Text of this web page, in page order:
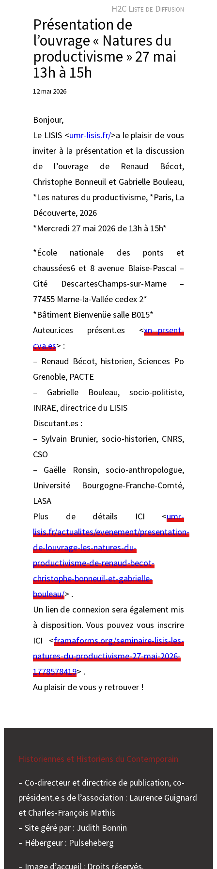
H2C Liste de Diffusion
Présentation de
l’ouvrage « Natures du
productivisme » 27 mai
13h à 15h
12 mai 2026
Bonjour,
Le LISIS <umr-lisis.fr/>a le plaisir de vous
inviter à la présentation et la discussion
de l’ouvrage de Renaud Bécot,
Christophe Bonneuil et Gabrielle Bouleau,
*Les natures du productivisme, *Paris, La
Découverte, 2026
*Mercredi 27 mai 2026 de 13h à 15h*
*École nationale des ponts et
chaussées6 et 8 avenue Blaise-Pascal –
Cité DescartesChamps-sur-Marne –
77455 Marne-la-Vallée cedex 2*
*Bâtiment Bienvenüe salle B015*
Auteur.ices présent.es <xn--prsent-
cva.es> :
– Renaud Bécot, historien, Sciences Po
Grenoble, PACTE
– Gabrielle Bouleau, socio-politiste,
INRAE, directrice du LISIS
Discutant.es :
– Sylvain Brunier, socio-historien, CNRS,
CSO
– Gaëlle Ronsin, socio-anthropologue,
Université Bourgogne-Franche-Comté,
LASA
Plus de détails ICI <umr-
lisis.fr/actualites/evenement/presentation-
de-louvrage-les-natures-du-
productivisme-de-renaud-becot-
christophe-bonneuil-et-gabrielle-
bouleau/> .
Un lien de connexion sera également mis
à disposition. Vous pouvez vous inscrire
ICI <framaforms.org/seminaire-lisis-les-
natures-du-productivisme-27-mai-2026-
1778578419> .
Au plaisir de vous y retrouver !
Historiennes et Historiens du Contemporain
– Co-directeur et directrice de publication, co-
président.e.s de l’association : Laurence Guignard
et Charles-François Mathis
– Site géré par : Judith Bonnin
– Hébergeur : Pulseheberg
– Image d’accueil : Droits réservés.